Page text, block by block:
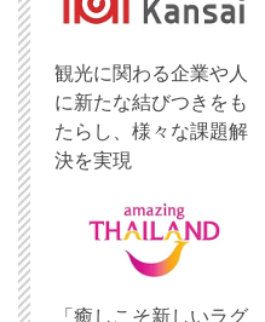
観光に関わる企業や人
に新たな結びつきをも
たらし、様々な課題解
決を実現
「癒しこそ新しいラグ